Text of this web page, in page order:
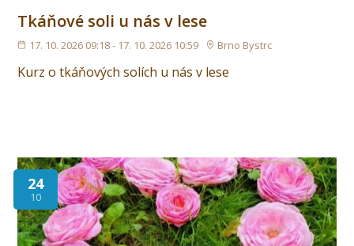
Tkáňové soli u nás v lese
17. 10. 2026 09:18 - 17. 10. 2026 10:59 Brno Bystrc
Kurz o tkáňových solích u nás v lese
24
10